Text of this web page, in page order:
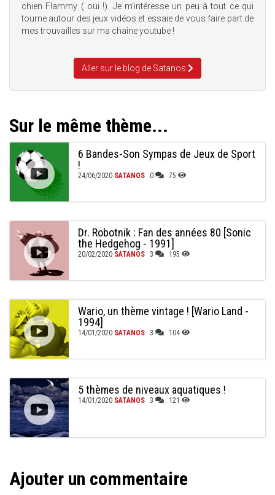
chien Flammy ( oui !). Je m'intéresse un peu à tout ce qui
tourne autour des jeux vidéos et essaie de vous faire part de
mes trouvailles sur ma chaîne youtube !
Aller sur le blog de Satanos
Sur le même thème...
6 Bandes-Son Sympas de Jeux de Sport
!
24/06/2020 SATANOS 0 75
Dr. Robotnik : Fan des années 80 [Sonic
the Hedgehog - 1991]
20/02/2020 SATANOS 3 195
Wario, un thème vintage ! [Wario Land -
1994]
14/01/2020 SATANOS 3 104
5 thèmes de niveaux aquatiques !
14/01/2020 SATANOS 3 121
Ajouter un commentaire